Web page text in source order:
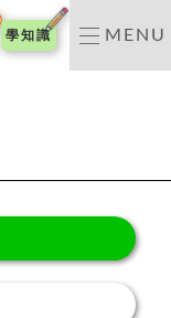
網
學知識 MENU